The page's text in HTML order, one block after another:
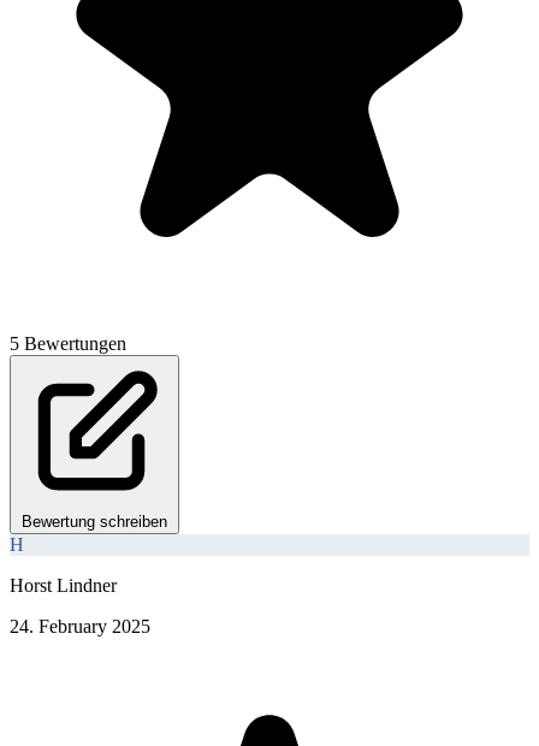
5 Bewertungen
Bewertung schreiben
H
Horst Lindner
24. February 2025